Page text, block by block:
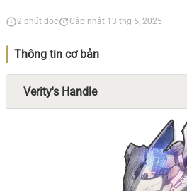
2 phút đọc Cập nhật 13 thg 5, 2025
Thông tin cơ bản
Verity's Handle